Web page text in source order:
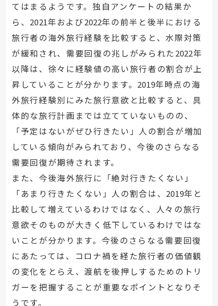
てはまるようです。独自アンケートの結果か
ら、 2021年および2022年の前半と後半における
旅行者の海外旅行経験を比較すると、水際対策
が緩和され、需要回復の兆しがみられた2022年
以降は、徐々に経験値の高い旅行者の割合が上
昇していることが分かります。 2019年時点の海
外旅行経験別にみた旅行意欲と比較すると、具
体的な旅行計画までは立てていないものの、
「予定はないがぜひ行きたい」人の割合が増加
している傾向がみられており、今後のさらなる
需要回復が期待されます。
また、今後海外旅行に「絶対行きたくない」
「あまり行きたくない」人の割合は、 2019年と
比較して増えているわけではなく、人々の旅行
意欲そのものが大きく低下しているわけではな
いことが分かります。今後のさらなる需要回復
にあたっては、コロナ禍を経た旅行者の価値観
の変化をとらえ、渡航を後押しするためのトリ
ガーを把握することが重要なポイントとなりそ
うです。